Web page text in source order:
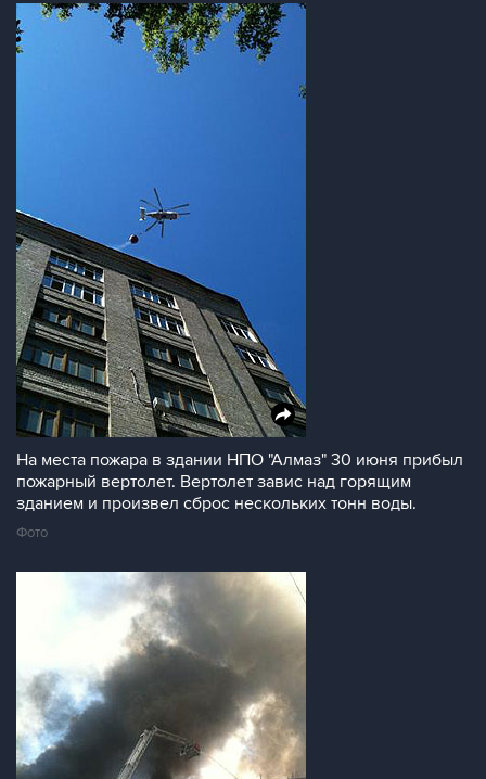
На места пожара в здании НПО "Алмаз" 30 июня прибыл
пожарный вертолет. Вертолет завис над горящим
зданием и произвел сброс нескольких тонн воды.
Фото